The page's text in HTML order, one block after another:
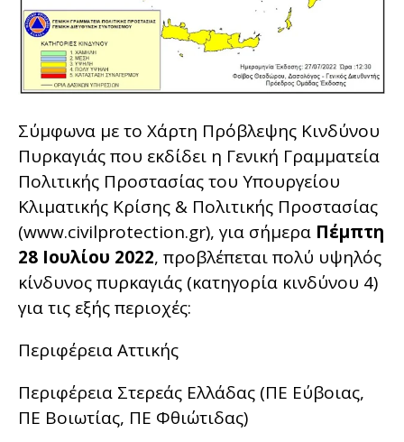
Σύμφωνα με το Χάρτη Πρόβλεψης Κινδύνου
Πυρκαγιάς που εκδίδει η Γενική Γραμματεία
Πολιτικής Προστασίας του Υπουργείου
Κλιματικής Κρίσης & Πολιτικής Προστασίας
(www.civilprotection.gr), για σήμερα Πέμπτη
28 Ιουλίου 2022, προβλέπεται πολύ υψηλός
κίνδυνος πυρκαγιάς (κατηγορία κινδύνου 4)
για τις εξής περιοχές:
Περιφέρεια Αττικής
Περιφέρεια Στερεάς Ελλάδας (ΠΕ Εύβοιας,
ΠΕ Βοιωτίας, ΠΕ Φθιώτιδας)